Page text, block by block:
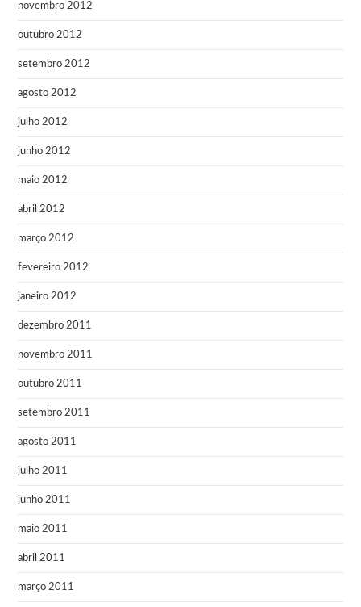
novembro 2012
outubro 2012
setembro 2012
agosto 2012
julho 2012
junho 2012
maio 2012
abril 2012
março 2012
fevereiro 2012
janeiro 2012
dezembro 2011
novembro 2011
outubro 2011
setembro 2011
agosto 2011
julho 2011
junho 2011
maio 2011
abril 2011
março 2011